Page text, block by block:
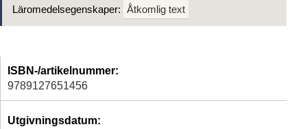
Läromedelsegenskaper: Åtkomlig text
ISBN-/artikelnummer:
9789127651456
Utgivningsdatum: